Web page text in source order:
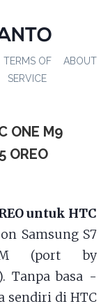
TERMS OF
SERVICE
ABOUT
ONE M9
OREO
untuk HTC
Samsung S7
(port by
Tanpa basa -
sendiri di HTC